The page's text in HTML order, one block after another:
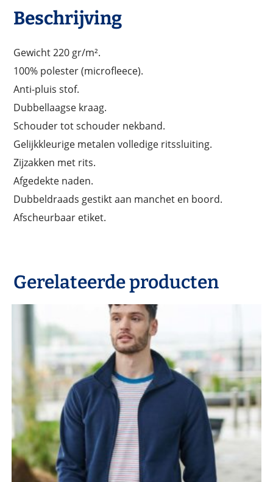
Beschrijving
Gewicht 220 gr/m².
100% polester (microfleece).
Anti-pluis stof.
Dubbellaagse kraag.
Schouder tot schouder nekband.
Gelijkkleurige metalen volledige ritssluiting.
Zijzakken met rits.
Afgedekte naden.
Dubbeldraads gestikt aan manchet en boord.
Afscheurbaar etiket.
Gerelateerde producten